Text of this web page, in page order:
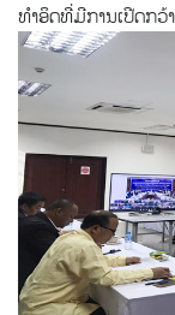
ທໍາອິດທີ່ມີການເປີດກວ້